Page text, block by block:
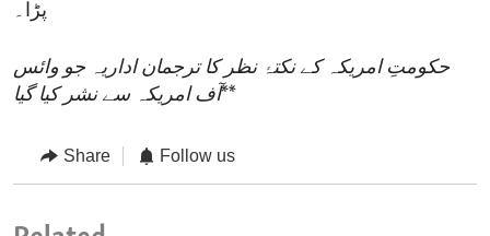
پڑا۔
حکومتِ امریکہ کے نکتۂ نظر کا ترجمان اداریہ جو وائس
آف امریکہ سے نشر کیا گیا**
Share Follow us